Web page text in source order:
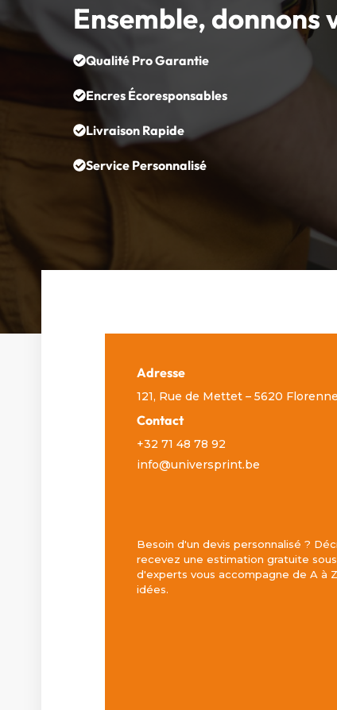
Ensemble, donnons
Qualité Pro Garantie
Encres Écoresponsables
Livraison Rapide
Service Personnalisé
Adresse
121, Rue de Mettet – 5620
Contact
+32 71 48 78 92
info@universprint.be
Besoin d'un devis personnalisé ?
recevez une estimation gratuite
d'experts vous accompagne de A à
idées.